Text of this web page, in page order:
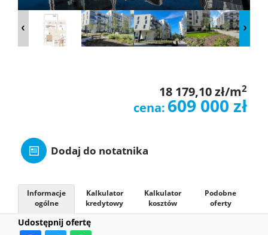
O
18 179,10 zł/m2
cena: 609 000 zł
Dodaj do notatnika
Udostępnij ofertę
Informacje
ogólne
Kalkulator
kredytowy
Kalkulator
kosztów
Podobne
oferty